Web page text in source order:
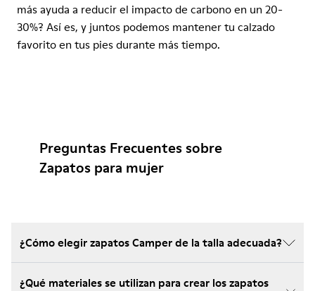
más ayuda a reducir el impacto de carbono en un 20-
30%? Así es, y juntos podemos mantener tu calzado
favorito en tus pies durante más tiempo.
Preguntas Frecuentes sobre
Zapatos para mujer
¿Cómo elegir zapatos Camper de la talla adecuada?
¿Qué materiales se utilizan para crear los zapatos